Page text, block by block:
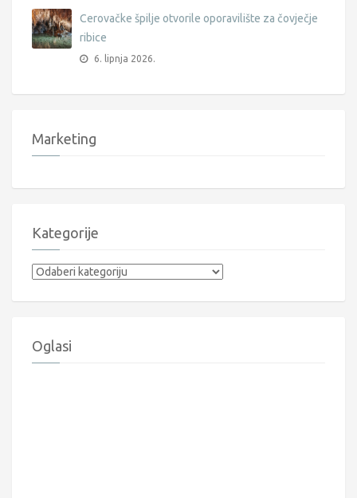
Cerovačke špilje otvorile oporavilište za čovječje
ribice
6. lipnja 2026.
Marketing
Kategorije
Kategorije
Oglasi